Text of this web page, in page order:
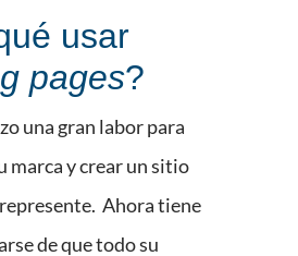
usar
pages?
una gran labor para
marca y crear un sitio
Ahora tiene
de que todo su